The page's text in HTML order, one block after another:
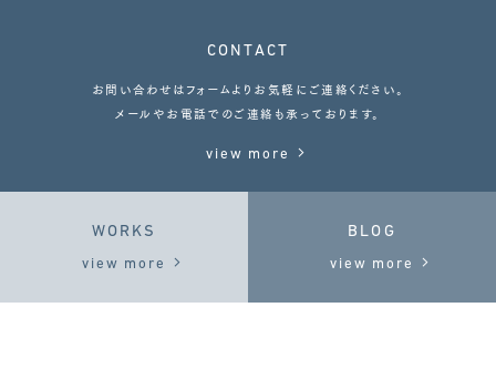
CONTACT
お問い合わせはフォームよりお気軽にご連絡ください。
メールやお電話でのご連絡も承っております。
view more
WORKS
view more
BLOG
view more